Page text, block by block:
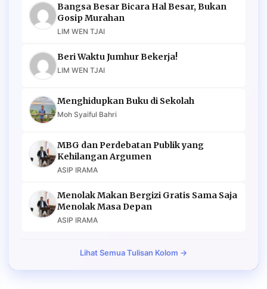
Bangsa Besar Bicara Hal Besar, Bukan
Gosip Murahan
LIM WEN TJAI
Beri Waktu Jumhur Bekerja!
LIM WEN TJAI
Menghidupkan Buku di Sekolah
Moh Syaiful Bahri
MBG dan Perdebatan Publik yang
Kehilangan Argumen
ASIP IRAMA
Menolak Makan Bergizi Gratis Sama Saja
Menolak Masa Depan
ASIP IRAMA
Lihat Semua Tulisan Kolom →